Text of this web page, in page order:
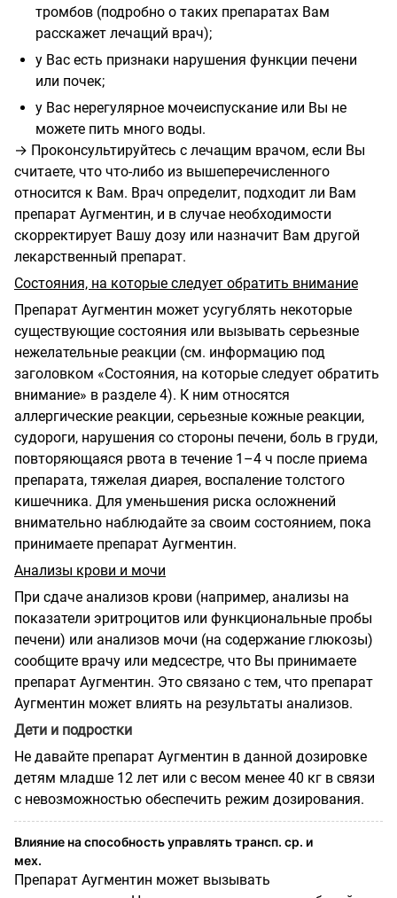
тромбов (подробно о таких препаратах Вам
расскажет лечащий врач);
у Вас есть признаки нарушения функции печени
или почек;
у Вас нерегулярное мочеиспускание или Вы не
можете пить много воды.
→ Проконсультируйтесь с лечащим врачом, если Вы
считаете, что что-либо из вышеперечисленного
относится к Вам. Врач определит, подходит ли Вам
препарат Аугментин, и в случае необходимости
скорректирует Вашу дозу или назначит Вам другой
лекарственный препарат.
Состояния, на которые следует обратить внимание
Препарат Аугментин может усугублять некоторые
существующие состояния или вызывать серьезные
нежелательные реакции (см. информацию под
заголовком «Состояния, на которые следует обратить
внимание» в разделе 4). К ним относятся
аллергические реакции, серьезные кожные реакции,
судороги, нарушения со стороны печени, боль в груди,
повторяющаяся рвота в течение 1–4 ч после приема
препарата, тяжелая диарея, воспаление толстого
кишечника. Для уменьшения риска осложнений
внимательно наблюдайте за своим состоянием, пока
принимаете препарат Аугментин.
Анализы крови и мочи
При сдаче анализов крови (например, анализы на
показатели эритроцитов или функциональные пробы
печени) или анализов мочи (на содержание глюкозы)
сообщите врачу или медсестре, что Вы принимаете
препарат Аугментин. Это связано с тем, что препарат
Аугментин может влиять на результаты анализов.
Дети и подростки
Не давайте препарат Аугментин в данной дозировке
детям младше 12 лет или с весом менее 40 кг в связи
с невозможностью обеспечить режим дозирования.
Влияние на способность управлять трансп. ср. и
мех.
Препарат Аугментин может вызывать